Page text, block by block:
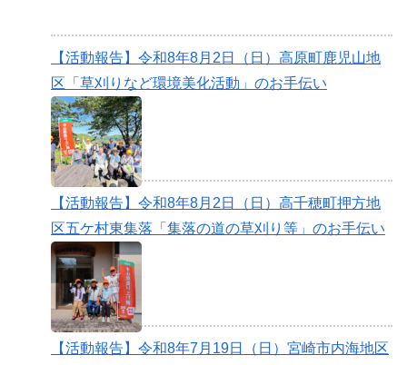
【活動報告】令和8年8月2日（日）高原町鹿児山地
区「草刈りなど環境美化活動」のお手伝い
【活動報告】令和8年8月2日（日）高千穂町押方地
区五ケ村東集落「集落の道の草刈り等」のお手伝い
【活動報告】令和8年7月19日（日）宮崎市内海地区